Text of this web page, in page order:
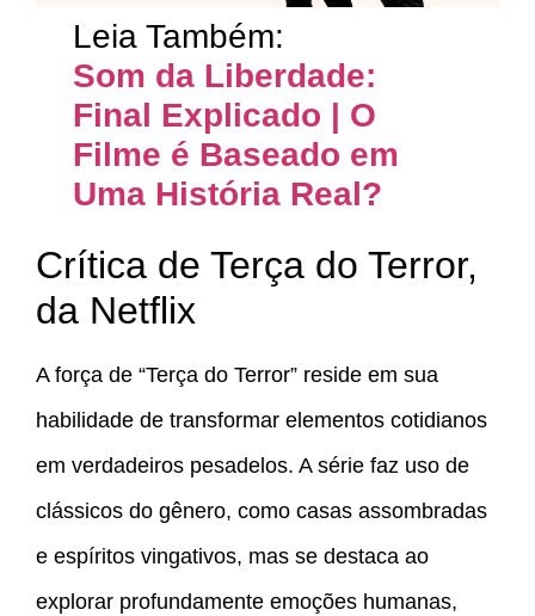
Leia Também:
Som da Liberdade:
Final Explicado | O
Filme é Baseado em
Uma História Real?
Crítica de Terça do Terror,
da Netflix
A força de “Terça do Terror” reside em sua
habilidade de transformar elementos cotidianos
em verdadeiros pesadelos. A série faz uso de
clássicos do gênero, como casas assombradas
e espíritos vingativos, mas se destaca ao
explorar profundamente emoções humanas,